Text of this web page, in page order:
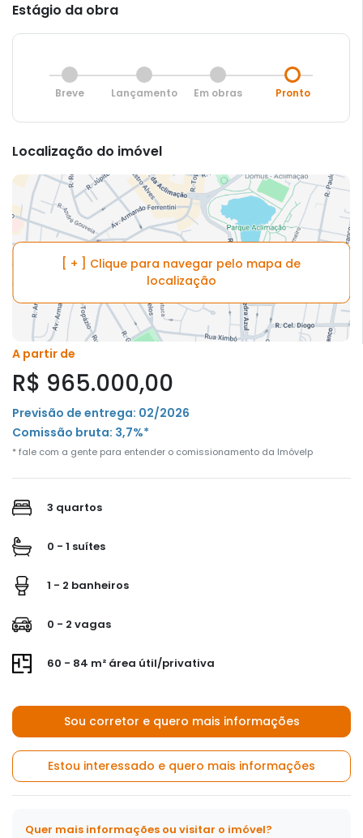
Estágio da obra
Breve Lançamento Em obras Pronto
Localização do imóvel
[ + ] Clique para navegar pelo mapa de
localização
A partir de
R$ 965.000,00
Previsão de entrega: 02/2026
Comissão bruta: 3,7%*
* fale com a gente para entender o comissionamento da Imóvelp
3 quartos
0 - 1 suítes
1 - 2 banheiros
0 - 2 vagas
60 - 84 m² área útil/privativa
Sou corretor e quero mais informações
Estou interessado e quero mais informações
Quer mais informações ou visitar o imóvel?